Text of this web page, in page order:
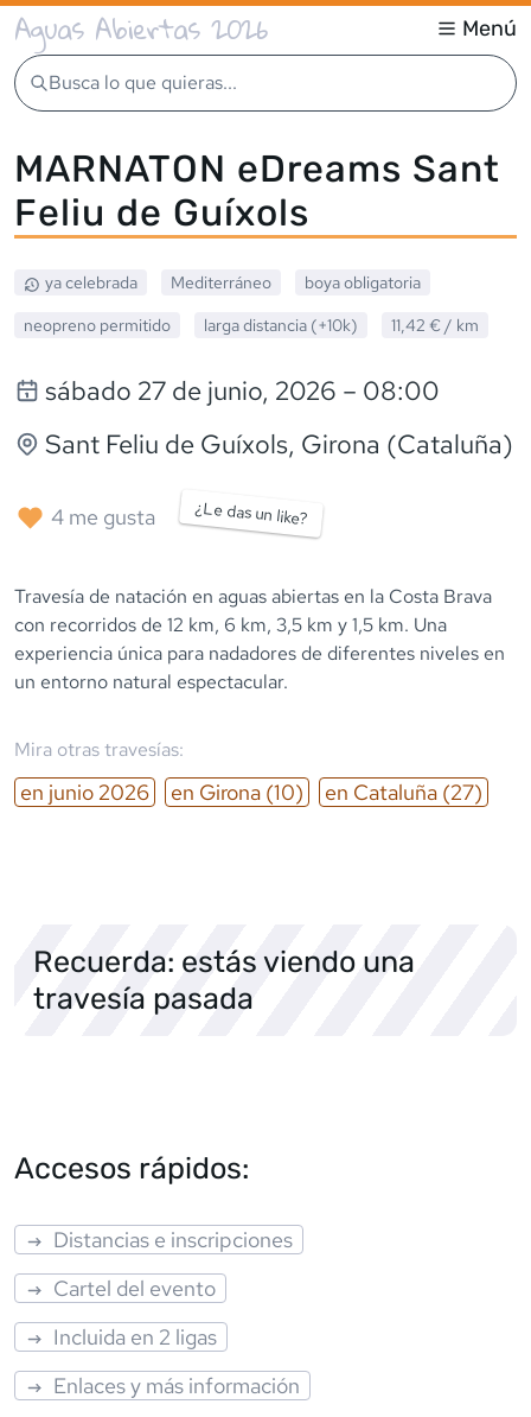
Aguas Abiertas 2026 Menú
Busca lo que quieras...
MARNATON eDreams Sant
Feliu de Guíxols
ya celebrada Mediterráneo
boya obligatoria
neopreno permitido larga distancia (+10k) 11,42 € / km
sábado 27 de junio, 2026 – 08:00
Sant Feliu de Guíxols, Girona (Cataluña)
4 me gusta ¿Le das un like?
Travesía de natación en aguas abiertas en la Costa Brava
con recorridos de 12 km, 6 km, 3,5 km y 1,5 km. Una
experiencia única para nadadores de diferentes niveles en
un entorno natural espectacular.
Mira otras travesías:
en junio 2026 en Girona (10) en Cataluña (27)
Recuerda: estás viendo una
travesía pasada
Accesos rápidos:
Distancias e inscripciones
Cartel del evento
Incluida en 2 ligas
Enlaces y más información